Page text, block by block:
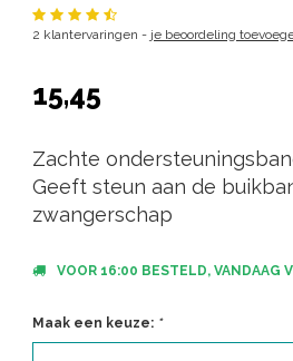
2 klantervaringen - je beoordeling
15,45
Zachte
Geeft steun aan de
zwangerschap
VOOR 16:00 BESTELD, VANDAAG
Maak een keuze: *